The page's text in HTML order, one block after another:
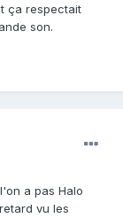
ça respectait
son.
a pas Halo
vu les